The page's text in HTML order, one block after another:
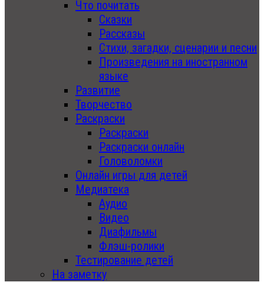
Что почитать
Сказки
Рассказы
Стихи, загадки, сценарии и песни
Произведения на иностранном
языке
Развитие
Творчество
Раскраски
Раскраски
Раскраски онлайн
Головоломки
Онлайн игры для детей
Медиатека
Аудио
Видео
Диафильмы
Флэш-ролики
Тестирование детей
На заметку